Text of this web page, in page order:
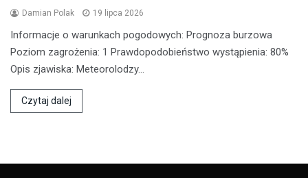
Damian Polak 19 lipca 2026
Informacje o warunkach pogodowych: Prognoza burzowa
Poziom zagrożenia: 1 Prawdopodobieństwo wystąpienia: 80%
Opis zjawiska: Meteorolodzy…
Czytaj dalej